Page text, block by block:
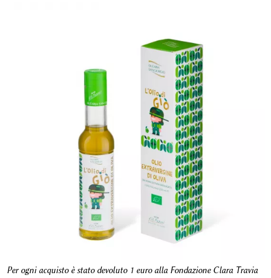
Per ogni acquisto è stato devoluto 1 euro alla Fondazione Clara Travia